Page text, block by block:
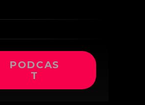
PODCAS
T